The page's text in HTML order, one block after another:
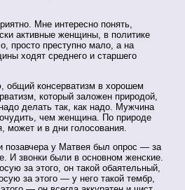
Мне интересно понять,
активные женщины, в политике
просто преступно мало, а на
ходят среднего и старшего
консерватизм в хорошем
который заложен природой,
делать так, как надо. Мужчина
чем женщина. По природе
может и в дни голосования.
у Матвея был опрос — за
И звонки были в основном женские.
за этого, он такой обаятельный,
за этого — у него такой тембр,